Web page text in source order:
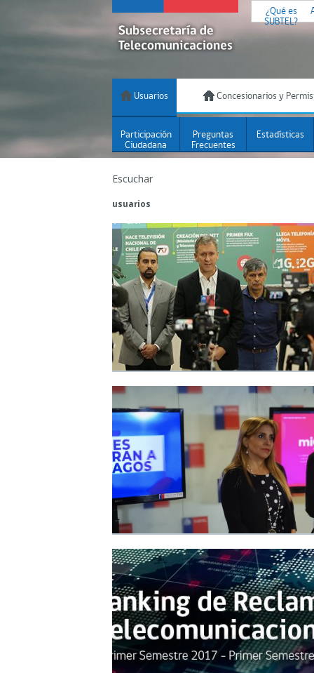
¿Qué es
SUBTEL?
Usuarios Concesionarios y
Participación
Ciudadana
Preguntas
Frecuentes
Estadísticas
Escuchar
usuarios